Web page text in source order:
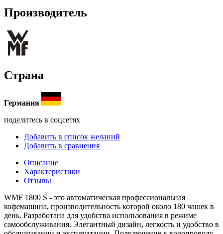
Производитель
Страна
Германия
поделитесь в соцсетях
Добавить в список желаний
Добавить в сравнения
Описание
Характеристики
Отзывы
WMF 1800 S - это автоматическая профессиональная
кофемашина, производительность которой около 180 чашек в
день. Разработана для удобства использования в режиме
самообслуживания. Элегантный дизайн, легкость и удобство в